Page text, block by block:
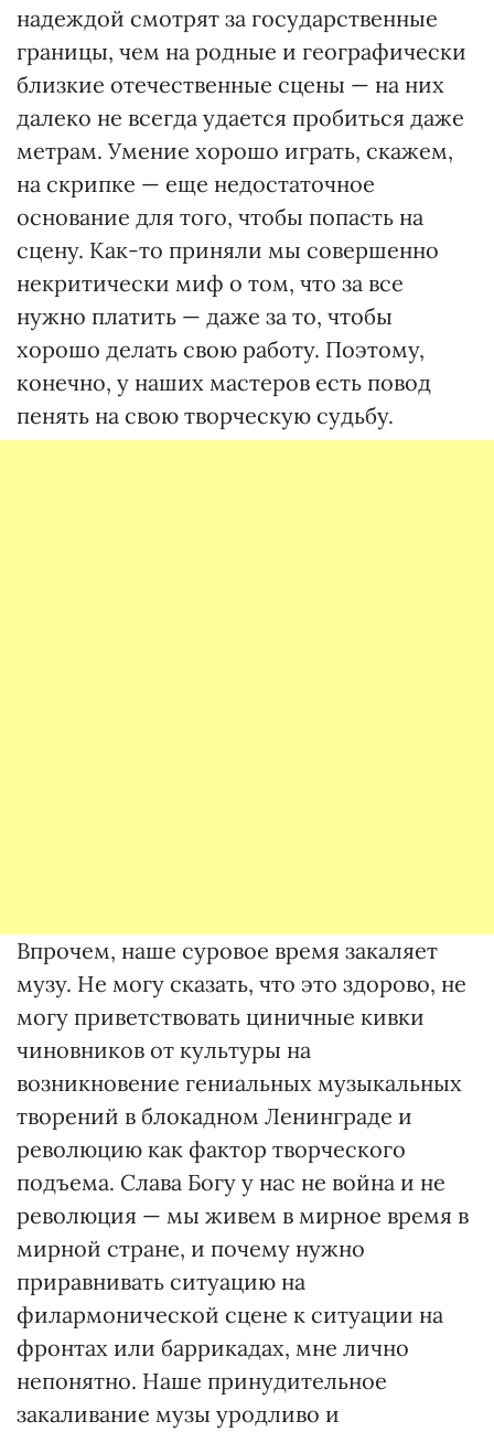
надеждой смотрят за государственные
границы, чем на родные и географически
близкие отечественные сцены — на них
далеко не всегда удается пробиться даже
метрам. Умение хорошо играть, скажем,
на скрипке — еще недостаточное
основание для того, чтобы попасть на
сцену. Как-то приняли мы совершенно
некритически миф о том, что за все
нужно платить — даже за то, чтобы
хорошо делать свою работу. Поэтому,
конечно, у наших мастеров есть повод
пенять на свою творческую судьбу.
Впрочем, наше суровое время закаляет
музу. Не могу сказать, что это здорово, не
могу приветствовать циничные кивки
чиновников от культуры на
возникновение гениальных музыкальных
творений в блокадном Ленинграде и
революцию как фактор творческого
подъема. Слава Богу у нас не война и не
революция — мы живем в мирное время в
мирной стране, и почему нужно
приравнивать ситуацию на
филармонической сцене к ситуации на
фронтах или баррикадах, мне лично
непонятно. Наше принудительное
закаливание музы уродливо и